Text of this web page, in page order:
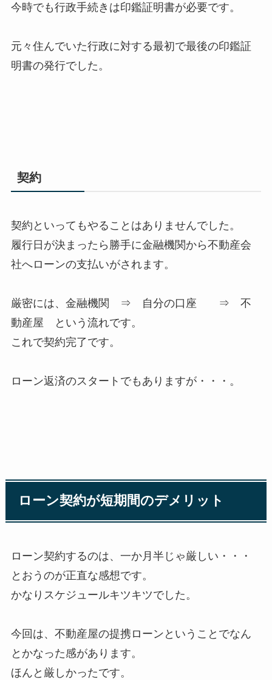
今時でも行政手続きは印鑑証明書が必要です。
元々住んでいた行政に対する最初で最後の印鑑証
明書の発行でした。
契約
契約といってもやることはありませんでした。
履行日が決まったら勝手に金融機関から不動産会
社へローンの支払いがされます。
厳密には、金融機関 ⇒ 自分の口座 ⇒ 不
動産屋 という流れです。
これで契約完了です。
ローン返済のスタートでもありますが・・・。
ローン契約が短期間のデメリット
ローン契約するのは、一か月半じゃ厳しい・・・
とおうのが正直な感想です。
かなりスケジュールキツキツでした。
今回は、不動産屋の提携ローンということでなん
とかなった感があります。
ほんと厳しかったです。